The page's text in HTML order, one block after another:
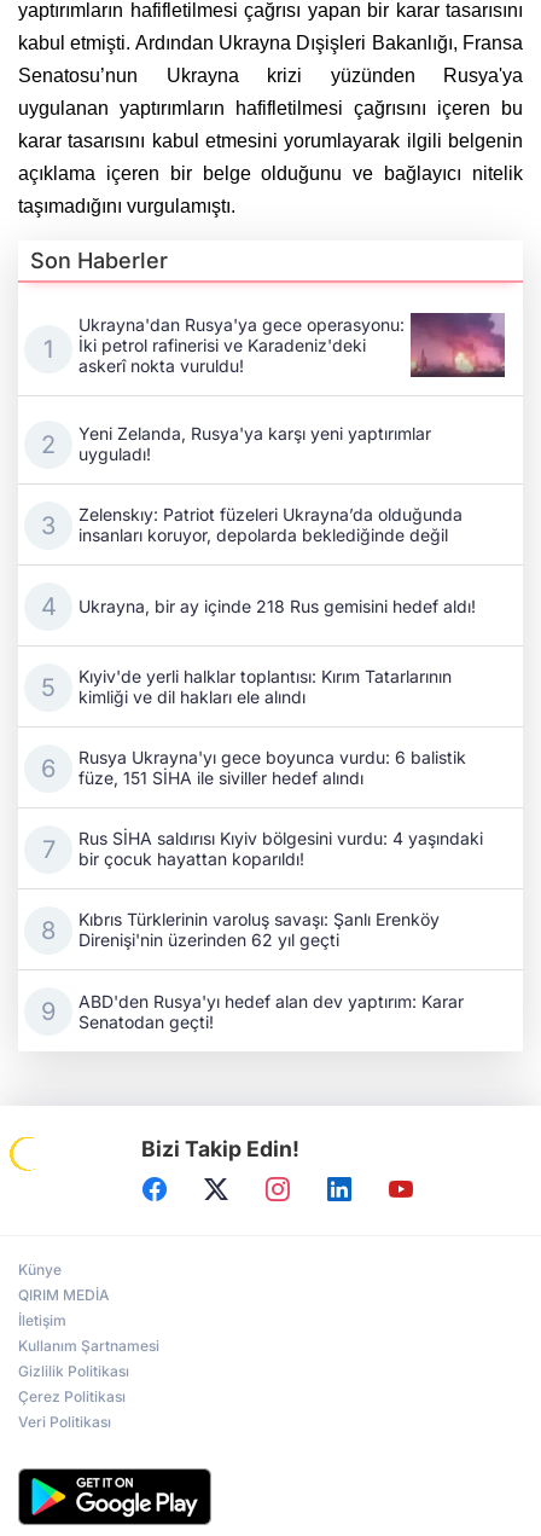
yaptırımların hafifletilmesi çağrısı yapan bir karar tasarısını
kabul etmişti. Ardından Ukrayna Dışişleri Bakanlığı, Fransa
Senatosu’nun Ukrayna krizi yüzünden Rusya'ya
uygulanan yaptırımların hafifletilmesi çağrısını içeren bu
karar tasarısını kabul etmesini yorumlayarak ilgili belgenin
açıklama içeren bir belge olduğunu ve bağlayıcı nitelik
taşımadığını vurgulamıştı.
Son Haberler
Ukrayna'dan Rusya'ya gece operasyonu:
İki petrol rafinerisi ve Karadeniz'deki
askerî nokta vuruldu!
Yeni Zelanda, Rusya'ya karşı yeni yaptırımlar
uyguladı!
Zelenskıy: Patriot füzeleri Ukrayna’da olduğunda
insanları koruyor, depolarda beklediğinde değil
Ukrayna, bir ay içinde 218 Rus gemisini hedef aldı!
Kıyiv'de yerli halklar toplantısı: Kırım Tatarlarının
kimliği ve dil hakları ele alındı
Rusya Ukrayna'yı gece boyunca vurdu: 6 balistik
füze, 151 SİHA ile siviller hedef alındı
Rus SİHA saldırısı Kıyiv bölgesini vurdu: 4 yaşındaki
bir çocuk hayattan koparıldı!
Kıbrıs Türklerinin varoluş savaşı: Şanlı Erenköy
Direnişi'nin üzerinden 62 yıl geçti
ABD'den Rusya'yı hedef alan dev yaptırım: Karar
Senatodan geçti!
Bizi Takip Edin!
Künye
QIRIM MEDİA
İletişim
Kullanım Şartnamesi
Gizlilik Politikası
Çerez Politikası
Veri Politikası